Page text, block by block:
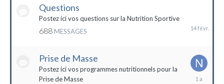
Questions
Postez ici vos questions sur la Nutrition Sportive
688 MESSAGES
Prise de Masse
Postez ici vos programmes nutritionnels pour la
Prise de Masse
19